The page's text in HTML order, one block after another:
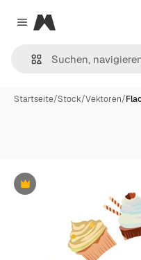
Close menu
Magnific
Startseite/Stock/Vektoren/
Premium